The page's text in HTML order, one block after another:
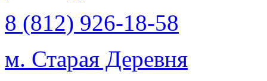
8 (812) 926-18-58
м. Старая Деревня